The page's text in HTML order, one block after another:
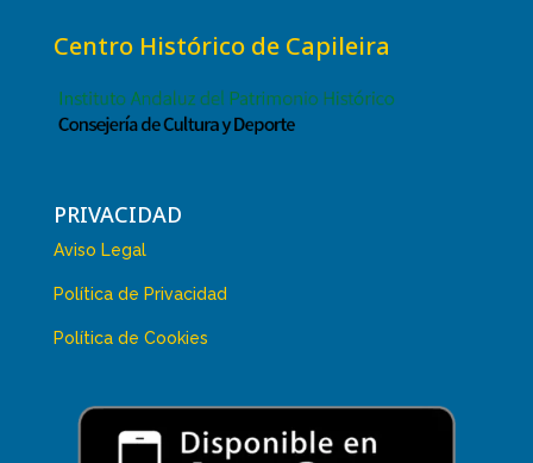
Centro Histórico de Capileira
PRIVACIDAD
Aviso Legal
Política de Privacidad
Política de Cookies